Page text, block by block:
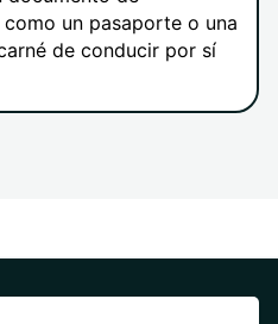
un pasaporte o una
de conducir por sí